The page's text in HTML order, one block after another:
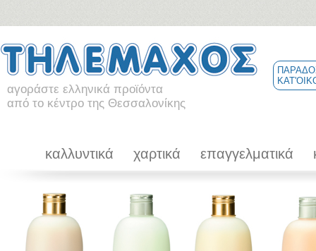
αγοράστε ελληνικά προϊόντα
από το κέντρο της Θεσσαλονίκης
καλλυντικά χαρτικά επαγγελματικά